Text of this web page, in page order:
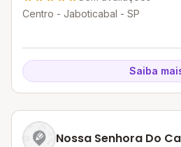
Centro - Jaboticabal - SP
Saiba
Nossa Senhora Do